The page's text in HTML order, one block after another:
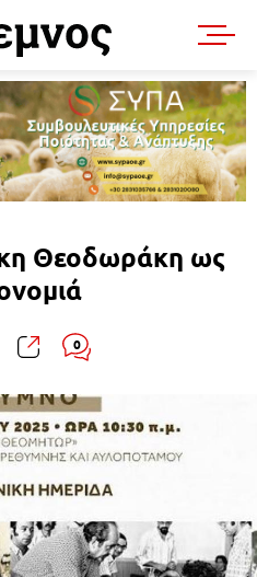
Θεοδωράκη ως
0